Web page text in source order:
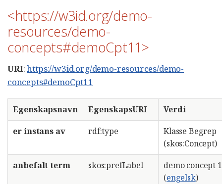
<https://w3id.org/demo-
resources/demo-
concepts#demoCpt11>
URI:https://w3id.org/demo-resources/demo-
concepts#demoCpt11
Egenskapsnavn EgenskapsURI
Verdi
er instans av
rdf:type
Klasse Begrep
(skos:Concept)
anbefalt term
skos:prefLabel
demo concept
(engelsk)